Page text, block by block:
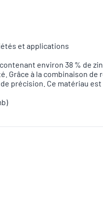
et applications
contenant environ 38 %
à la combinaison
précision. Ce matériau